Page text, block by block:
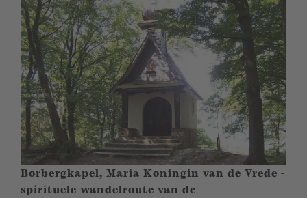
Borbergkapel, Maria Koningin van de Vrede -
spirituele wandelroute van de